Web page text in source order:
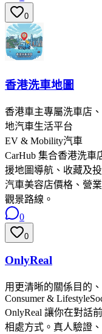
0
香港洗車地圖
香港車主專屬洗車店
地汽車生活平台
EV & Mobility汽車
CarHub 集合香港洗車
援地圖導航、收藏及
汽車美容店價格、營
觀景路線。
0
0
OnlyReal
用更清晰的關係目的
Consumer & Lifestyle
OnlyReal 讓你在對話
相處方式。真人驗證